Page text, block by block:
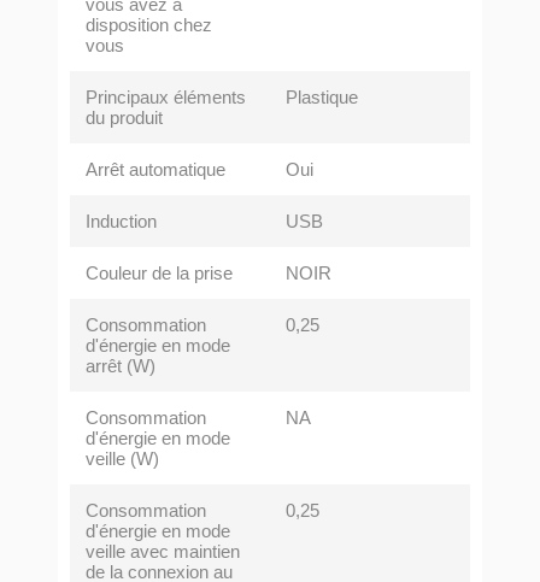
vous avez à
disposition chez
vous
Principaux éléments
du produit
Plastique
Arrêt automatique Oui
Induction USB
Couleur de la prise NOIR
Consommation
d'énergie en mode
arrêt (W)
0,25
Consommation
d'énergie en mode
veille (W)
NA
Consommation
d'énergie en mode
veille avec maintien
de la connexion au
0,25